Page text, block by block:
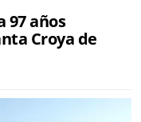
97 años
Croya de